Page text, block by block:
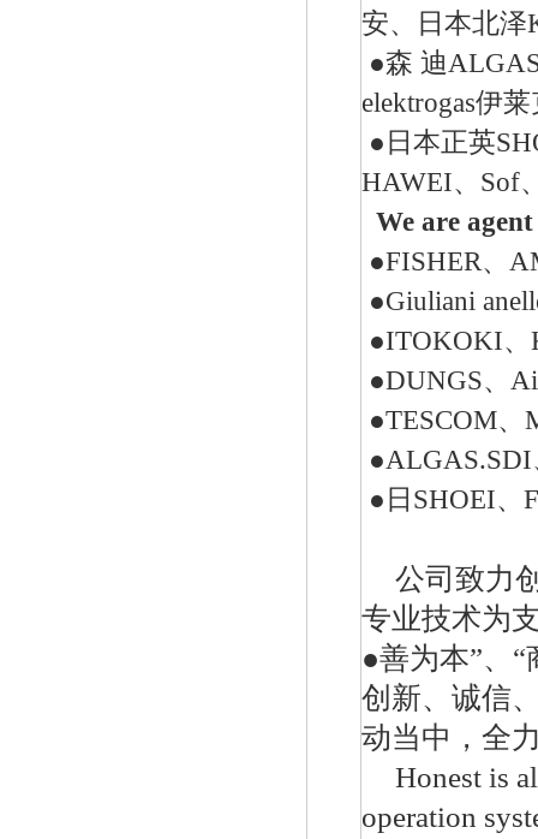
安、日本北泽
●森 迪
elektrogas伊
●日本正英
HAWEI、Sof
We are
●FISHER、
●Giuliani
●ITOKOKI、
●DUNGS、
●TESCOM、
●ALGAS.SDI
●日SHOEI、
公司致力
专业技术为
●善为本”、 “
创新、诚信
动当中，全
Honest is
operation